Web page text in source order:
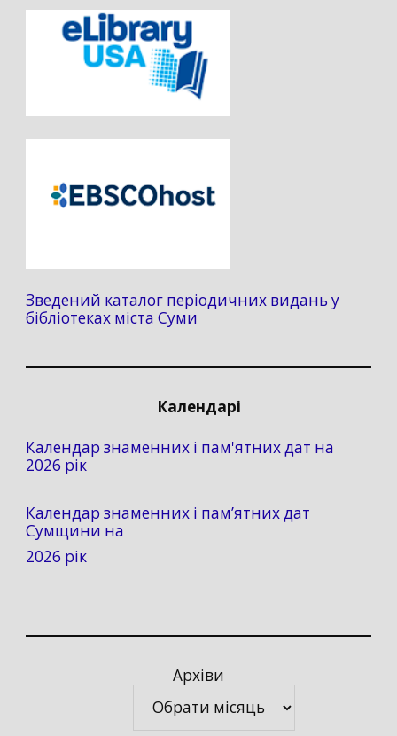
Зведений каталог періодичних видань у
бібліотеках міста Суми
Календарі
Календар знаменних і пам'ятних дат на
2026 рік
Календар знаменних і пам’ятних дат
Сумщини на
2026 рік
Архіви